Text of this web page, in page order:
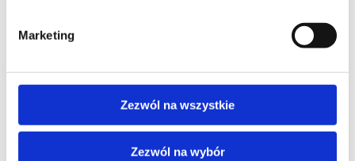
Marketing
Zezwól na wszystkie
Zezwól na wybór
2. Czy potrzebne jest pozwolenie na rozbiórkę
3. Ile trwa rozbiórka domu jednorodzinnego?
4. Czym różni się rozbiórka od wyburzenia?
5. Czy zajmujecie się wywozem i kruszeniem gruzu?